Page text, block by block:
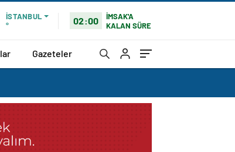
İSTANBUL
°
02:00
İMSAK'A
KALAN SÜRE
Gazeteler